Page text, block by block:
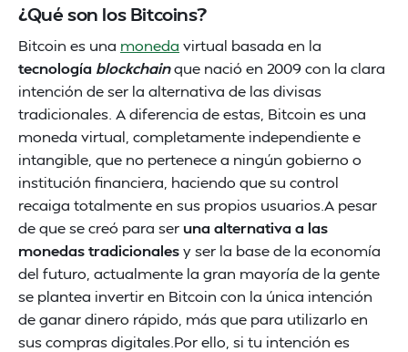
¿Qué son los Bitcoins?
Bitcoin es una moneda virtual basada en la
tecnología blockchainque nació en 2009 con la clara
intención de ser la alternativa de las divisas
tradicionales. A diferencia de estas, Bitcoin es una
moneda virtual, completamente independiente e
intangible, que no pertenece a ningún gobierno o
institución financiera, haciendo que su control
recaiga totalmente en sus propios usuarios.A pesar
de que se creó para seruna alternativa a las
monedas tradicionalesy ser la base de la economía
del futuro, actualmente la gran mayoría de la gente
se plantea invertir en Bitcoin con la única intención
de ganar dinero rápido, más que para utilizarlo en
sus compras digitales.Por ello, si tu intención es